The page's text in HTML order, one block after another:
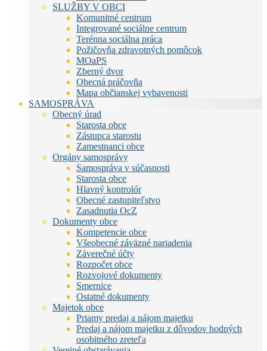
SLUŽBY V OBCI
Komunitné centrum
Integrované sociálne centrum
Terénna sociálna práca
Požičovňa zdravotných pomôcok
MOaPS
Zberný dvor
Obecná práčovňa
Mapa občianskej vybavenosti
SAMOSPRÁVA
Obecný úrad
Starosta obce
Zástupca starostu
Zamestnanci obce
Orgány samosprávy
Samospráva v súčasnosti
Starosta obce
Hlavný kontrolór
Obecné zastupiteľstvo
Zasadnutia OcZ
Dokumenty obce
Kompetencie obce
Všeobecné záväzné nariadenia
Záverečné účty
Rozpočet obce
Rozvojové dokumenty
Smernice
Ostatné dokumenty
Majetok obce
Priamy predaj a nájom majetku
Predaj a nájom majetku z dôvodov hodných
osobitného zreteľa